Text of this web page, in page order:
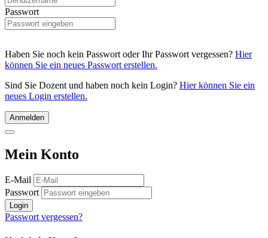
Passwort
Haben Sie noch kein Passwort oder Ihr Passwort vergessen? Hier
können Sie ein neues Passwort erstellen.
Sind Sie Dozent und haben noch kein Login? Hier können Sie ein
neues Login erstellen.
Anmelden
Mein Konto
E-Mail
Passwort
Login
Passwort vergessen?